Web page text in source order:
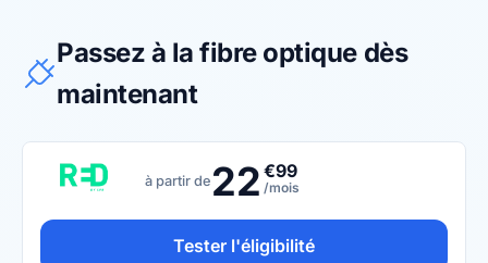
Passez à la fibre optique dès
maintenant
à partir de 22 €99
/mois
Tester l'éligibilité